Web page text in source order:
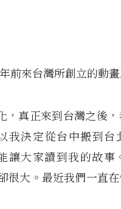
來台灣所創立的動
，真正來到台灣之後
我決定從台中搬到台
讓大家讀到我的故事
大。最近我們一直